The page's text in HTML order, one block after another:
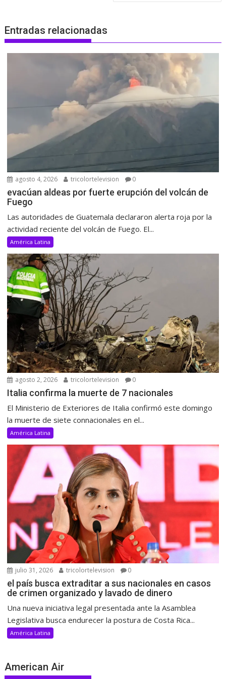
Entradas relacionadas
agosto 4, 2026 tricolortelevision 0
evacúan aldeas por fuerte erupción del volcán de
Fuego
Las autoridades de Guatemala declararon alerta roja por la
actividad reciente del volcán de Fuego. El...
América Latina
agosto 2, 2026 tricolortelevision 0
Italia confirma la muerte de 7 nacionales
El Ministerio de Exteriores de Italia confirmó este domingo
la muerte de siete connacionales en el...
América Latina
julio 31, 2026 tricolortelevision 0
el país busca extraditar a sus nacionales en casos
de crimen organizado y lavado de dinero
Una nueva iniciativa legal presentada ante la Asamblea
Legislativa busca endurecer la postura de Costa Rica...
América Latina
American Air